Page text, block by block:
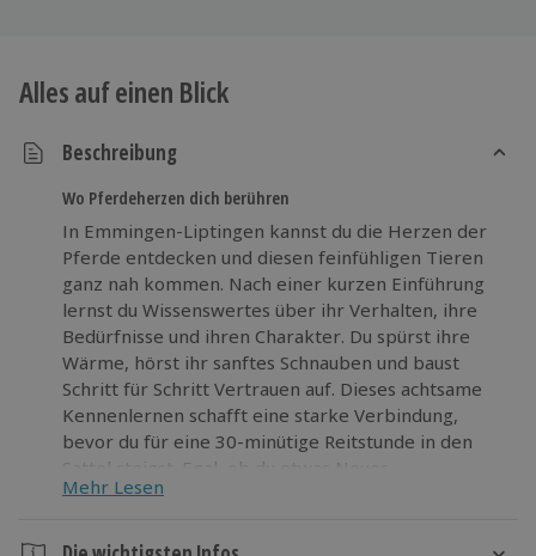
Alles auf einen Blick
Beschreibung
Wo Pferdeherzen dich berühren
In Emmingen-Liptingen kannst du die Herzen der
Pferde entdecken und diesen feinfühligen Tieren
ganz nah kommen. Nach einer kurzen Einführung
lernst du Wissenswertes über ihr Verhalten, ihre
Bedürfnisse und ihren Charakter. Du spürst ihre
Wärme, hörst ihr sanftes Schnauben und baust
Schritt für Schritt Vertrauen auf. Dieses achtsame
Kennenlernen schafft eine starke Verbindung,
bevor du für eine 30-minütige Reitstunde in den
Sattel steigst. Egal, ob du etwas Neues
ausprobieren oder deine Erfahrungen erweitern
hinauszuwachsen, mutig zu sein und Freiheit zu
Mehr Lesen